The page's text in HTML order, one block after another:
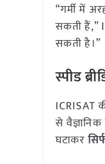
“गर्मी में
सकती हैं,”
सकती है।”
स्पीड
ICRISAT
से वैज्ञानिक
घटाकर